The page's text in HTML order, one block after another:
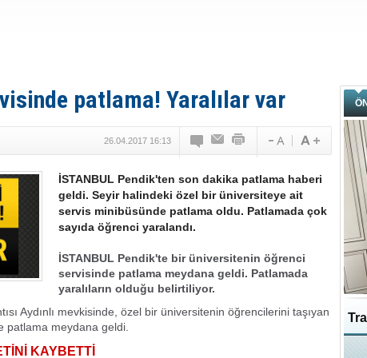
patlama! Yaralılar var
26.04.2017 16:13
İSTANBUL Pendik'ten son dakika patlama haberi
geldi. Seyir halindeki özel bir üniversiteye ait
servis minibüsünde patlama oldu. Patlamada çok
sayıda öğrenci yaralandı.
İSTANBUL Pendik'te bir üniversitenin öğrenci
servisinde patlama meydana geldi. Patlamada
yaralıların olduğu belirtiliyor.
Aydınlı mevkisinde, özel bir üniversitenin öğrencilerini taşıyan
patlama meydana geldi.
KAYBETTİ